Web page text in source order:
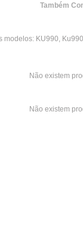
Também
modelos: KU990,
Não existem
Não existem